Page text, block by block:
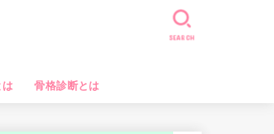
は 骨格診断とは
SEARCH